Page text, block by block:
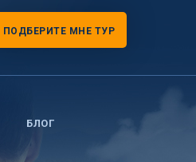
ПОДБЕРИТЕ МНЕ ТУР
БЛОГ